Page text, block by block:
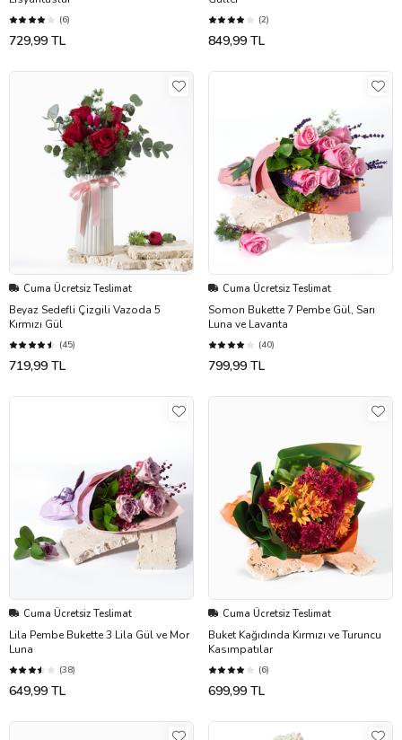
(6)
729,99 TL
(2)
849,99 TL
Cuma Ücretsiz Teslimat
Beyaz Sedefli Çizgili Vazoda 5
Kırmızı Gül
(45)
719,99 TL
Cuma Ücretsiz Teslimat
Somon Bukette 7 Pembe Gül, Sarı
Luna ve Lavanta
(40)
799,99 TL
Cuma Ücretsiz Teslimat
Lila Pembe Bukette 3 Lila Gül ve Mor
Luna
(38)
649,99 TL
Cuma Ücretsiz Teslimat
Buket Kağıdında Kırmızı ve Turuncu
Kasımpatılar
(6)
699,99 TL